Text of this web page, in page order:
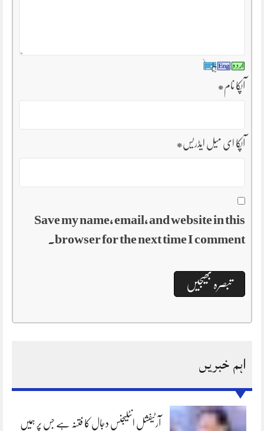
آپکا نام*
آپکا ای میل ایڈریس*
Save my name, email, and website in this
browser for the next time I comment.
اہم خبریں
آرٹیفشل انٹلیجنس دجال کا فتنہ ہے جس پر ہمیں